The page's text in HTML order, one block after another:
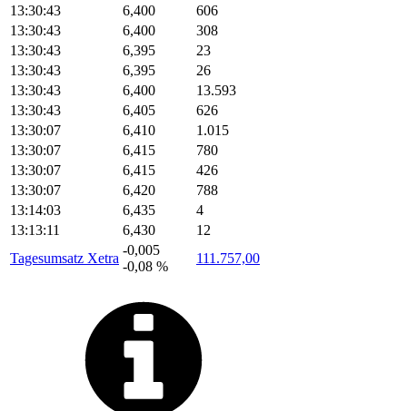
13:30:43
6,400
606
13:30:43
6,400
308
13:30:43
6,395
23
13:30:43
6,395
26
13:30:43
6,400
13.593
13:30:43
6,405
626
13:30:07
6,410
1.015
13:30:07
6,415
780
13:30:07
6,415
426
13:30:07
6,420
788
13:14:03
6,435
4
13:13:11
6,430
12
Tagesumsatz Xetra
-0,005
-0,08 %
111.757,00